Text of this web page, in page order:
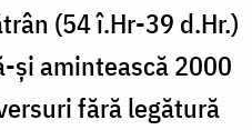
(54 î.Hr-39 d.Hr.)
și amintească 2000
fără legătură